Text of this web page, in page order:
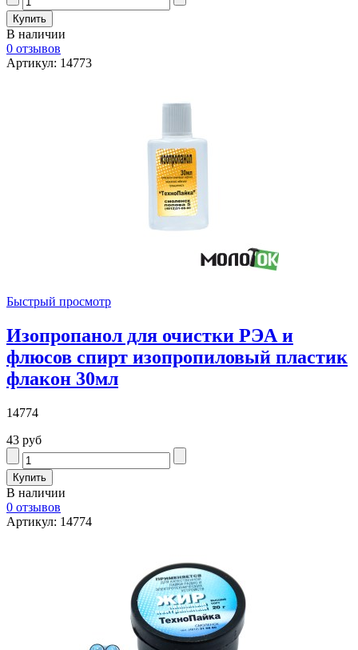
В наличии
0 отзывов
Артикул: 14773
Быстрый просмотр
Изопропанол для очистки РЭА и
флюсов спирт изопропиловый пластик
флакон 30мл
14774
43 руб
В наличии
0 отзывов
Артикул: 14774